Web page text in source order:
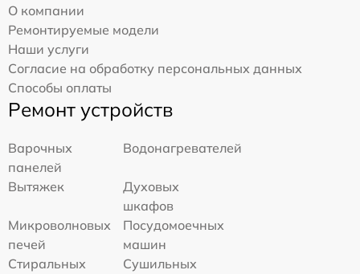
О компании
Ремонтируемые модели
Наши услуги
Согласие на обработку персональных данных
Способы оплаты
Ремонт устройств
Варочных
панелей
Водонагревателей
Вытяжек
Духовых
шкафов
Микроволновых
печей
Посудомоечных
машин
Стиральных
Сушильных